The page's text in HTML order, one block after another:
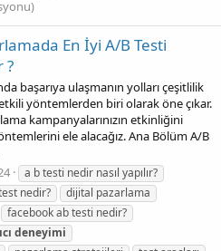
En İyi A/B Testi
?
başarıya ulaşmanın yolları çeşitlilik
yöntemlerden biri olarak öne çıkar.
kampanyalarınızın etkinliğini
ele alacağız. Ana Bölüm A/B
a b testi nedir nasıl yapılır?
nedir?
dijital pazarlama
facebook ab testi nedir?
deneyimi